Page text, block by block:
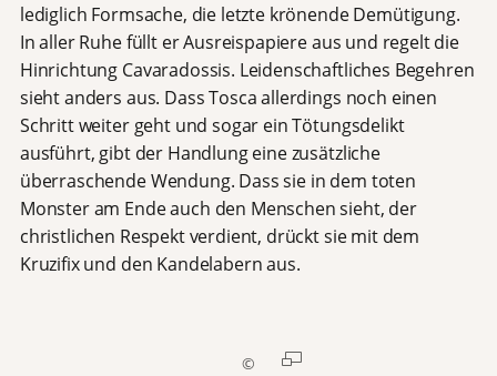
lediglich Formsache, die letzte krönende Demütigung.
In aller Ruhe füllt er Ausreispapiere aus und regelt die
Hinrichtung Cavaradossis. Leidenschaftliches Begehren
sieht anders aus. Dass Tosca allerdings noch einen
Schritt weiter geht und sogar ein Tötungsdelikt
ausführt, gibt der Handlung eine zusätzliche
überraschende Wendung. Dass sie in dem toten
Monster am Ende auch den Menschen sieht, der
christlichen Respekt verdient, drückt sie mit dem
Kruzifix und den Kandelabern aus.
©